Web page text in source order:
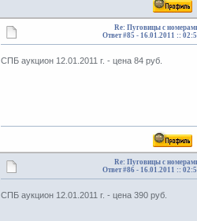
Re: Пуговицы с
Ответ #85 - 16.01.2011 ::
СПБ аукцион 12.01.2011 г. - цена 84 руб.
Re: Пуговицы с
Ответ #86 - 16.01.2011 ::
СПБ аукцион 12.01.2011 г. - цена 390 руб.